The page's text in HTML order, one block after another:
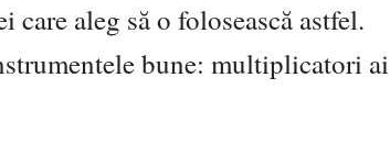
aleg să o folosească astfel.
bune: multiplicatori ai